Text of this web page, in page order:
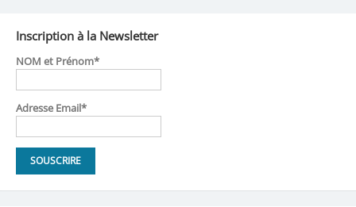
Inscription à la Newsletter
NOM et Prénom*
Adresse Email*